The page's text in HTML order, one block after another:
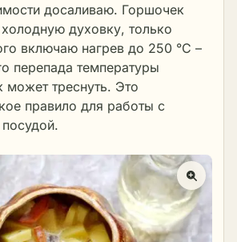
досаливаю. Горшочек
духовку, только
включаю нагрев до 250 °C –
перепада температуры
может треснуть. Это
правило для работы с